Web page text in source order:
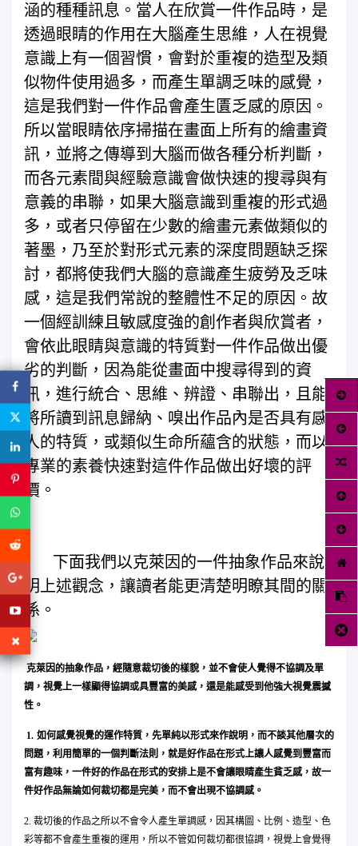
涵的種種訊息。當人在欣賞一件作品時，是
透過眼睛的作用在大腦產生思維，人在視覺
意識上有一個習慣，會對於重複的造型及類
似物件使用過多，而產生單調乏味的感覺，
這是我們對一件作品會產生匱乏感的原因。
所以當眼睛依序掃描在畫面上所有的繪畫資
訊，並將之傳導到大腦而做各種分析判斷，
而各元素間與經驗意識會做快速的搜尋與有
意義的串聯，如果大腦意識到重複的形式過
多，或者只停留在少數的繪畫元素做類似的
著墨，乃至於對形式元素的深度問題缺乏探
討，都將使我們大腦的意識產生疲勞及乏味
感，這是我們常說的整體性不足的原因。故
一個經訓練且敏感度強的創作者與欣賞者，
會依此眼睛與意識的特質對一件作品做出優
劣的判斷，因為能從畫面中搜尋得到的資
訊，進行統合、思維、辨證、串聯出，且能
將所讀到訊息歸納、嗅出作品內是否具有感
人的特質，或類似生命所蘊含的狀態，而以
專業的素養快速對這件作品做出好壞的評
價。
下面我們以克萊因的一件抽象作品來說
明上述觀念，讓讀者能更清楚明瞭其間的關
係。
克萊因的抽象作品，經隨意裁切後的樣貌，並不會使人覺得不協調及單
調，視覺上一樣顯得協調或具豐富的美感，還是能感受到他強大視覺震撼
性。
1. 如何感覺視覺的運作特質，先單純以形式來作說明，而不談其他層次的
問題，利用簡單的一個判斷法則，就是好作品在形式上讓人感覺到豐富而
富有趣味，一件好的作品在形式的安排上是不會讓眼睛產生貧乏感，故一
件好作品無論如何裁切都是完美，而不會出現不協調感。
2. 裁切後的作品之所以不會令人產生單調感，因其構圖、比例、造型、色
彩等都不會產生重複的運用，所以不管如何裁切都很協調，視覺上會覺得